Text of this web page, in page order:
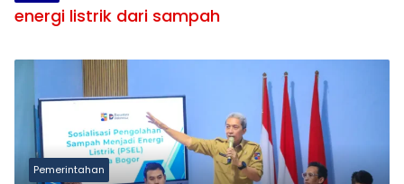
energi listrik dari sampah
Pemerintahan